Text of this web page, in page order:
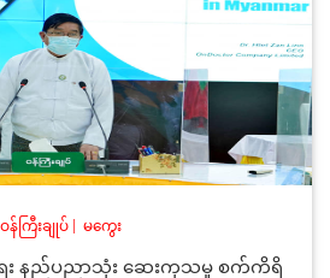
ဝန်ကြီးချုပ်| မကွေး
ေး နည်ပညာသုံး ဆေးကုသမှု စက်ကိရိ